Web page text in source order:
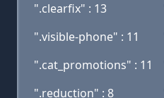
".clearfix" : 13
".visible-phone" : 11
".cat_promotions" : 11
".reduction" : 8